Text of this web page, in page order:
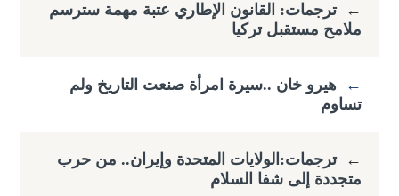
← ترجمات: القانون الإطاري عتبة مهمة سترسم
ملامح مستقبل تركيا
←
هيرو خان ..سيرة امرأة صنعت التاريخ ولم
تساوم
← ترجمات:الولايات المتحدة وإيران.. من حرب
متجددة إلى شفا السلام